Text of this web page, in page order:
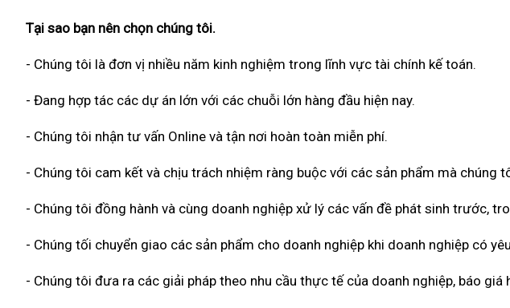
Tại sao bạn nên chọn chúng tôi.
- Chúng tôi là đơn vị nhiều năm kinh nghiệm trong lĩnh vực tài chính kế toán.
- Đang hợp tác các dự án lớn với các chuỗi lớn hàng đầu hiện nay.
- Chúng tôi nhận tư vấn Online và tận nơi hoàn toàn miễn phí.
- Chúng tôi cam kết và chịu trách nhiệm ràng buộc với các sản phẩm mà chúng
- Chúng tôi đồng hành và cùng doanh nghiệp xử lý các vấn đề phát sinh trước,
- Chúng tối chuyển giao các sản phẩm cho doanh nghiệp khi doanh nghiệp có
- Chúng tôi đưa ra các giải pháp theo nhu cầu thực tế của doanh nghiệp, báo giá